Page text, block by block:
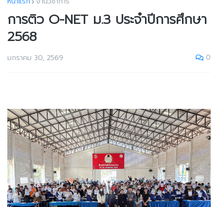
การติว O-NET ม.3 ประจำปีการศึกษา
2568
มกราคม 30, 2569 0